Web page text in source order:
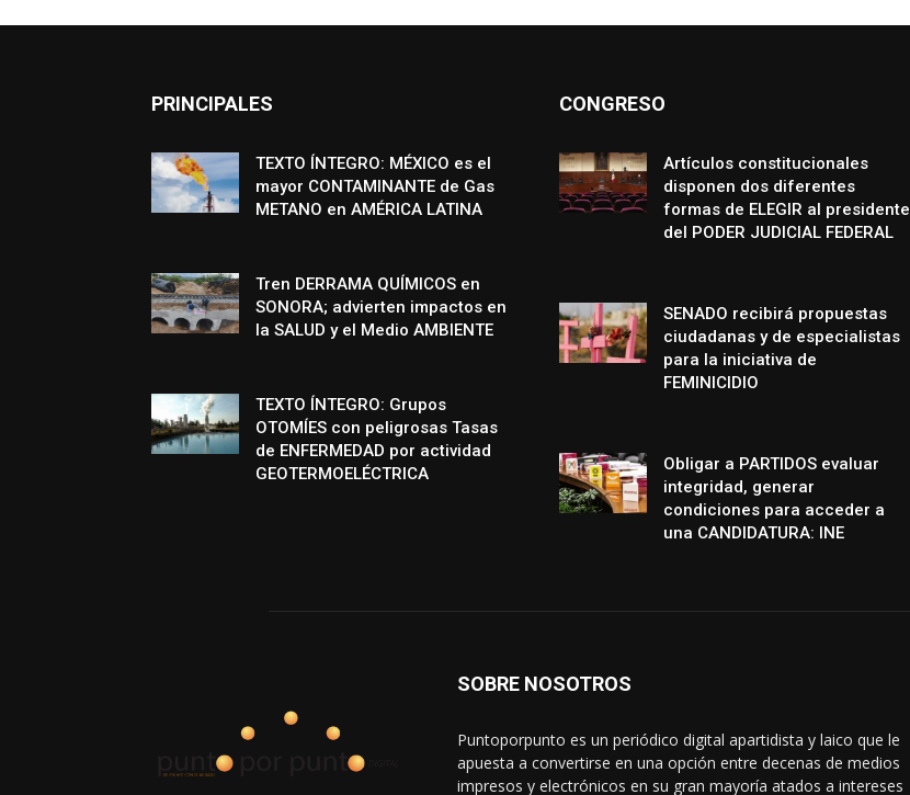
PRINCIPALES
TEXTO ÍNTEGRO: MÉXICO es el
mayor CONTAMINANTE de Gas
METANO en AMÉRICA LATINA
Tren DERRAMA QUÍMICOS en
SONORA; advierten impactos en
la SALUD y el Medio AMBIENTE
TEXTO ÍNTEGRO: Grupos
OTOMÍES con peligrosas Tasas
de ENFERMEDAD por actividad
GEOTERMOELÉCTRICA
CONGRESO
Artículos constitucionales
disponen dos diferentes
formas de ELEGIR al presidente
del PODER JUDICIAL FEDERAL
SENADO recibirá propuestas
ciudadanas y de especialistas
para la iniciativa de
FEMINICIDIO
Obligar a PARTIDOS evaluar
integridad, generar
condiciones para acceder a
una CANDIDATURA: INE
SOBRE NOSOTROS
Puntoporpunto es un periódico digital apartidista y laico que le
apuesta a convertirse en una opción entre decenas de medios
impresos y electrónicos en su gran mayoría atados a intereses